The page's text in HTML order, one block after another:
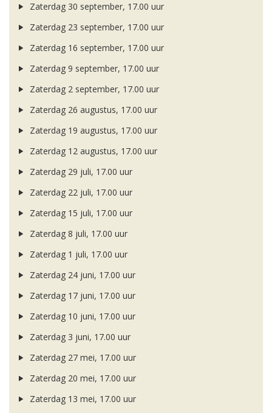
Zaterdag 30 september, 17.00 uur
Zaterdag 23 september, 17.00 uur
Zaterdag 16 september, 17.00 uur
Zaterdag 9 september, 17.00 uur
Zaterdag 2 september, 17.00 uur
Zaterdag 26 augustus, 17.00 uur
Zaterdag 19 augustus, 17.00 uur
Zaterdag 12 augustus, 17.00 uur
Zaterdag 29 juli, 17.00 uur
Zaterdag 22 juli, 17.00 uur
Zaterdag 15 juli, 17.00 uur
Zaterdag 8 juli, 17.00 uur
Zaterdag 1 juli, 17.00 uur
Zaterdag 24 juni, 17.00 uur
Zaterdag 17 juni, 17.00 uur
Zaterdag 10 juni, 17.00 uur
Zaterdag 3 juni, 17.00 uur
Zaterdag 27 mei, 17.00 uur
Zaterdag 20 mei, 17.00 uur
Zaterdag 13 mei, 17.00 uur